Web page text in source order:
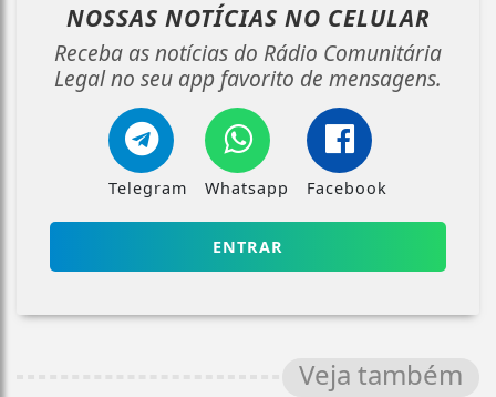
NOSSAS NOTÍCIAS NO CELULAR
Receba as notícias do Rádio Comunitária
Legal no seu app favorito de mensagens.
Telegram Whatsapp Facebook
ENTRAR
Veja também